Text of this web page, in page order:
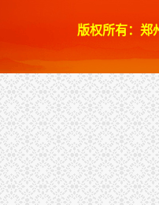
版权所有：郑